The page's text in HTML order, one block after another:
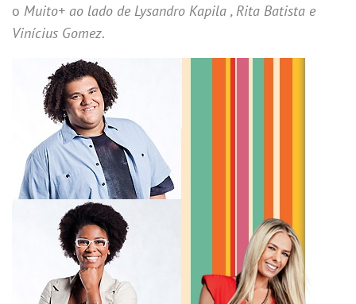
o Muito+ ao lado de Lysandro Kapila , Rita Batista e
Vinícius Gomez.